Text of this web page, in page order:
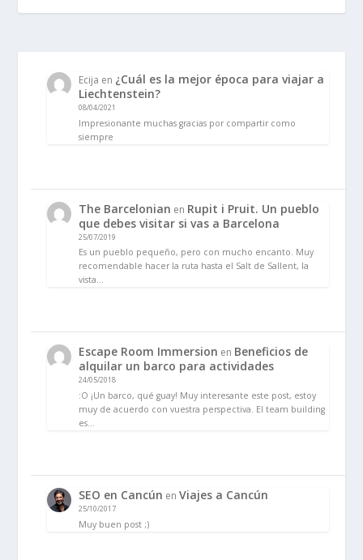
Ecija en ¿Cuál es la mejor época para viajar a
Liechtenstein?
08/04/2021
Impresionante muchas gracias por compartir como
siempre
The Barcelonian en Rupit i Pruit. Un pueblo
que debes visitar si vas a Barcelona
25/07/2019
Es un pueblo pequeño, pero con mucho encanto. Muy
recomendable hacer la ruta hasta el Salt de Sallent, la
vista…
Escape Room Immersion en Beneficios de
alquilar un barco para actividades
24/05/2018
:O ¡Un barco, qué guay! Muy interesante este post, estoy
muy de acuerdo con vuestra perspectiva. El team building
es…
SEO en Cancún enViajes a Cancún
25/10/2017
Muy buen post ;)